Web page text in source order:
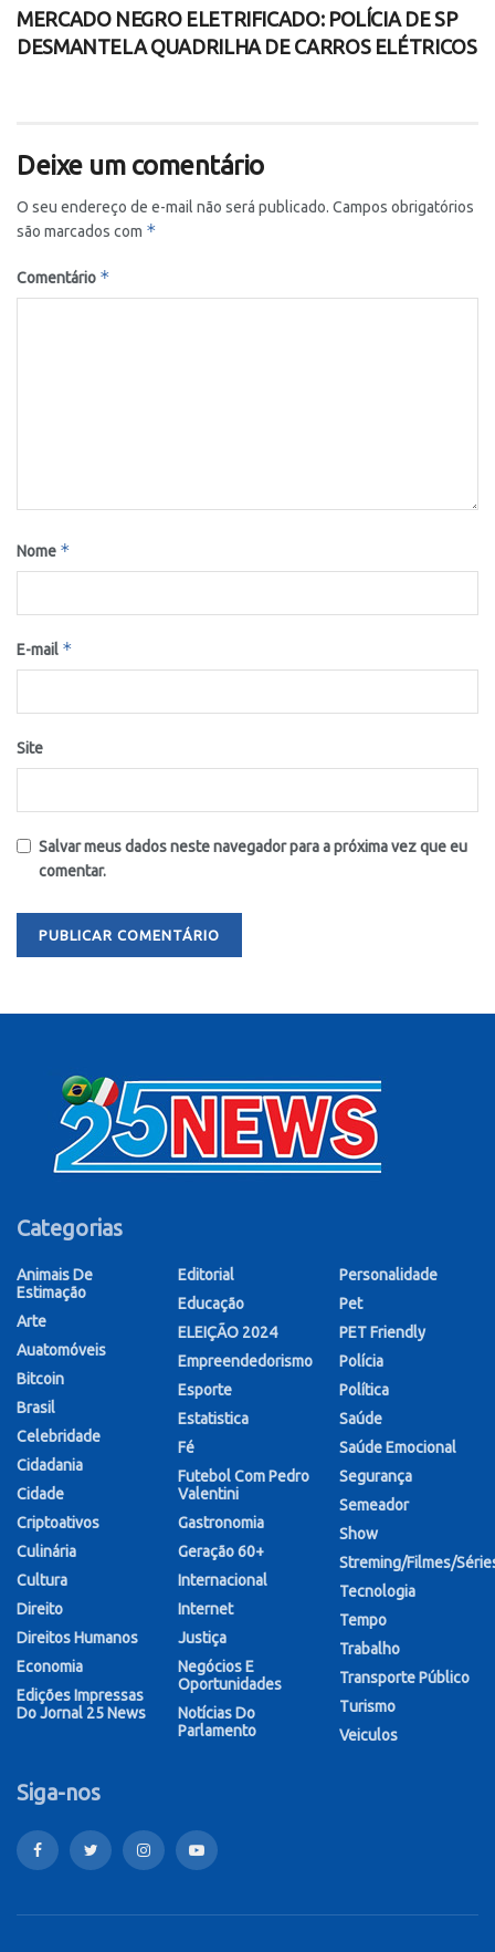
MERCADO NEGRO ELETRIFICADO: POLÍCIA DE SP
DESMANTELA QUADRILHA DE CARROS ELÉTRICOS
Deixe um comentário
O seu endereço de e-mail não será publicado. Campos obrigatórios
são marcados com *
Comentário *
Nome *
E-mail *
Site
Salvar meus dados neste navegador para a próxima vez que eu
comentar.
Categorias
Animais De
Estimação
Arte
Auatomóveis
Bitcoin
Brasil
Celebridade
Cidadania
Cidade
Criptoativos
Culinária
Cultura
Direito
Direitos Humanos
Economia
Edições Impressas
Do Jornal 25 News
Editorial
Educação
ELEIÇÃO 2024
Empreendedorismo
Esporte
Estatistica
Fé
Futebol Com Pedro
Valentini
Gastronomia
Geração 60+
Internacional
Internet
Justiça
Negócios E
Oportunidades
Notícias Do
Parlamento
Personalidade
Pet
PET Friendly
Polícia
Política
Saúde
Saúde Emocional
Segurança
Semeador
Show
Streming/Filmes/
Tecnologia
Tempo
Trabalho
Transporte Público
Turismo
Veiculos
Siga-nos